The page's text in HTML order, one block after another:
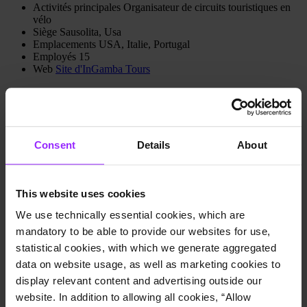
Consent Details About
This website uses cookies
We use technically essential cookies, which are
mandatory to be able to provide our websites for use,
statistical cookies, with which we generate aggregated
data on website usage, as well as marketing cookies to
display relevant content and advertising outside our
website. In addition to allowing all cookies, “Allow
Activités principales Organisateur de circuits touristiques en
vélo
Siège Sausolita, Usa
Emplacements USA, Italie, Portugal
Employés 15
Web Site d'InGamba Tours
Cas d'utilisation
Planification financière et budgétaire
Suivi et rapports de gestion
InGamba Tours utilise le logiciel de pilotage de la performance
Consolidation facilitée des rapports de différentes régions
géographiques
Reporting financiers mensuels et annuels
Suivi des données réelles et comparaison avec les données
prévisionnelles
A propos de InGamba Tours
InGamba Tours est une agence de voyages spécialisée dans la